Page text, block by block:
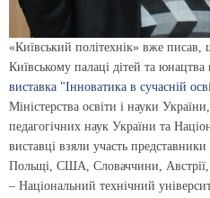
«Київський політехнік» вже
Київському палаці дітей та юнацтва
виставка "Інноватика в сучасній
Міністерства освіти і науки
педагогічних наук України та
виставці взяли участь
Польщі, США, Словаччини, Австрії,
– Національний технічний